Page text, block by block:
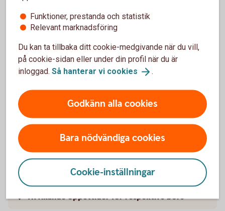
Litauen
Börs/aktiemarknad
NasdaqVilnius 09.00-15.00
First North LT 09.00-15.00
Avvikande öppettider för respektive börs
Funktioner, prestanda och statistik
Relevant marknadsföring
Du kan ta tillbaka ditt cookie-medgivande när du vill,
på cookie-sidan eller under din profil när du är
inloggad. Så hanterar vi cookies .
Godkänn alla cookies
Bara nödvändiga cookies
Cookie-inställningar